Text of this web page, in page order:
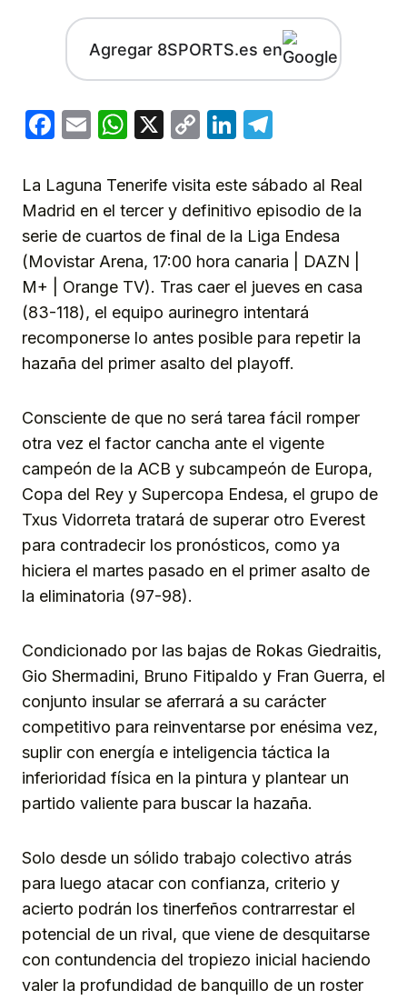
Agregar 8SPORTS.es en
Facebook
EmailWhatsApp
X
CopyLinkedIn
La Laguna Tenerife visita este sábado al Real
Madrid en el tercer y definitivo episodio de la
serie de cuartos de final de la Liga Endesa
(Movistar Arena, 17:00 hora canaria | DAZN |
M+ | Orange TV). Tras caer el jueves en casa
(83-118), el equipo aurinegro intentará
recomponerse lo antes posible para repetir la
hazaña del primer asalto del playoff.
Consciente de que no será tarea fácil romper
otra vez el factor cancha ante el vigente
campeón de la ACB y subcampeón de Europa,
Copa del Rey y Supercopa Endesa, el grupo de
Txus Vidorreta tratará de superar otro Everest
para contradecir los pronósticos, como ya
hiciera el martes pasado en el primer asalto de
la eliminatoria (97-98).
Condicionado por las bajas de Rokas Giedraitis,
Gio Shermadini, Bruno Fitipaldo y Fran Guerra, el
conjunto insular se aferrará a su carácter
competitivo para reinventarse por enésima vez,
suplir con energía e inteligencia táctica la
inferioridad física en la pintura y plantear un
partido valiente para buscar la hazaña.
Solo desde un sólido trabajo colectivo atrás
para luego atacar con confianza, criterio y
acierto podrán los tinerfeños contrarrestar el
potencial de un rival, que viene de desquitarse
con contundencia del tropiezo inicial haciendo
valer la profundidad de banquillo de un roster